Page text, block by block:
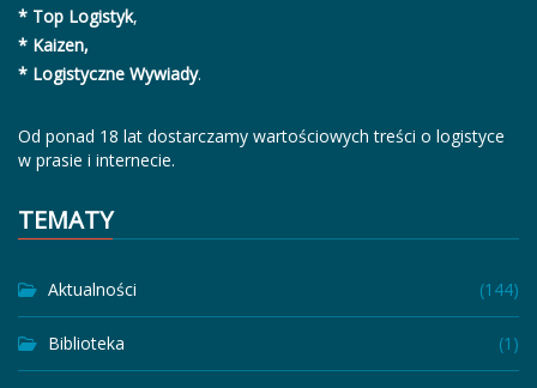
* Top Logistyk,
* Kaizen,
* Logistyczne Wywiady.
Od ponad 18 lat dostarczamy wartościowych treści o logistyce
w prasie i internecie.
TEMATY
Aktualności (144)
Biblioteka (1)